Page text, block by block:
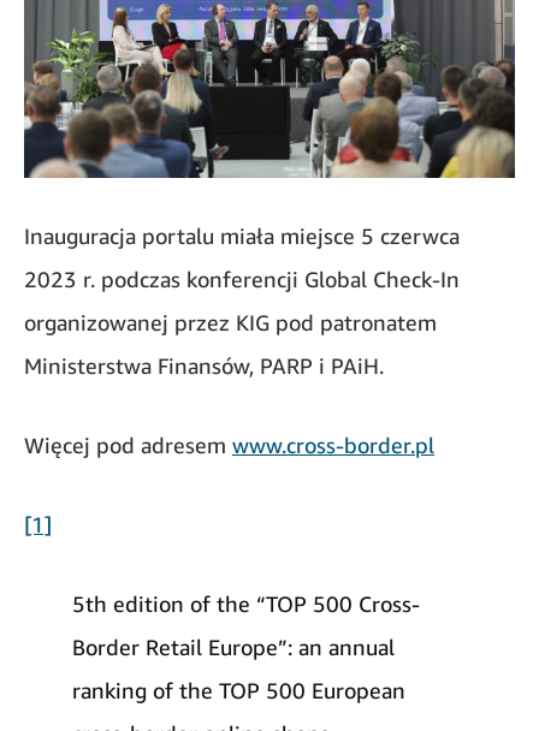
Inauguracja portalu miała miejsce 5 czerwca
2023 r. podczas konferencji Global Check-In
organizowanej przez KIG pod patronatem
Ministerstwa Finansów, PARP i PAiH.
Więcej pod adresem www.cross-border.pl
[1]
5th edition of the “TOP 500 Cross-
Border Retail Europe”: an annual
ranking of the TOP 500 European